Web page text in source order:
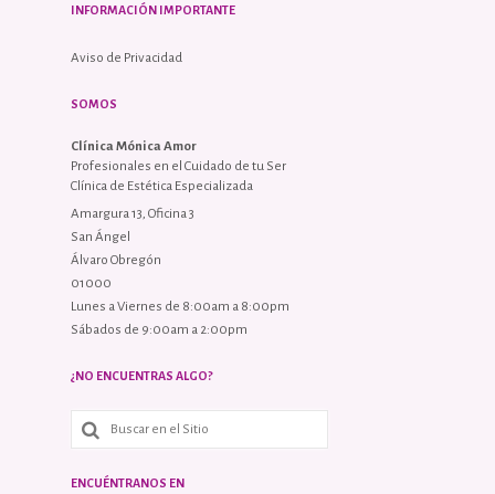
INFORMACIÓN IMPORTANTE
Aviso de Privacidad
SOMOS
Clínica Mónica Amor
Profesionales en el Cuidado de tu Ser
Clínica de Estética Especializada
Amargura 13, Oficina 3
San Ángel
Álvaro Obregón
01000
Lunes a Viernes de 8:00am a 8:00pm
Sábados de 9:00am a 2:00pm
¿NO ENCUENTRAS ALGO?
ENCUÉNTRANOS EN